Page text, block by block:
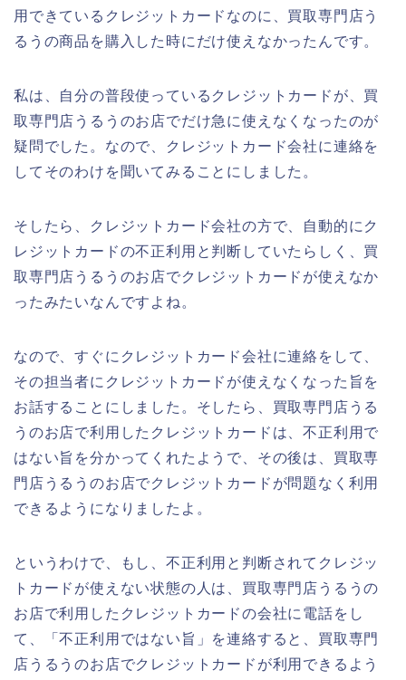
用できているクレジットカードなのに、買取専門店う
るうの商品を購入した時にだけ使えなかったんです。
私は、自分の普段使っているクレジットカードが、買
取専門店うるうのお店でだけ急に使えなくなったのが
疑問でした。なので、クレジットカード会社に連絡を
してそのわけを聞いてみることにしました。
そしたら、クレジットカード会社の方で、自動的にク
レジットカードの不正利用と判断していたらしく、買
取専門店うるうのお店でクレジットカードが使えなか
ったみたいなんですよね。
なので、すぐにクレジットカード会社に連絡をして、
その担当者にクレジットカードが使えなくなった旨を
お話することにしました。そしたら、買取専門店うる
うのお店で利用したクレジットカードは、不正利用で
はない旨を分かってくれたようで、その後は、買取専
門店うるうのお店でクレジットカードが問題なく利用
できるようになりましたよ。
というわけで、もし、不正利用と判断されてクレジッ
トカードが使えない状態の人は、買取専門店うるうの
お店で利用したクレジットカードの会社に電話をし
て、「不正利用ではない旨」を連絡すると、買取専門
店うるうのお店でクレジットカードが利用できるよう